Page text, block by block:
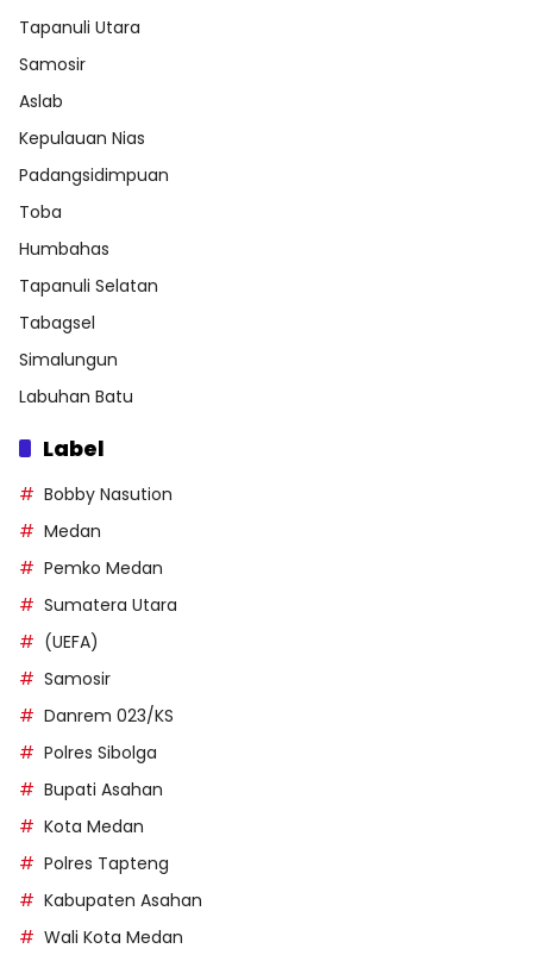
Tapanuli Utara
Samosir
Aslab
Kepulauan Nias
Padangsidimpuan
Toba
Humbahas
Tapanuli Selatan
Tabagsel
Simalungun
Labuhan Batu
Label
Bobby Nasution
Medan
Pemko Medan
Sumatera Utara
(UEFA)
Samosir
Danrem 023/KS
Polres Sibolga
Bupati Asahan
Kota Medan
Polres Tapteng
Kabupaten Asahan
Wali Kota Medan